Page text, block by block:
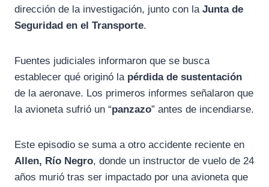
dirección de la investigación, junto con la Junta de
Seguridad en el Transporte.
Fuentes judiciales informaron que se busca
establecer qué originó la pérdida de sustentación
de la aeronave. Los primeros informes señalaron que
la avioneta sufrió un “panzazo” antes de incendiarse.
Este episodio se suma a otro accidente reciente en
Allen, Río Negro, donde un instructor de vuelo de 24
años murió tras ser impactado por una avioneta que